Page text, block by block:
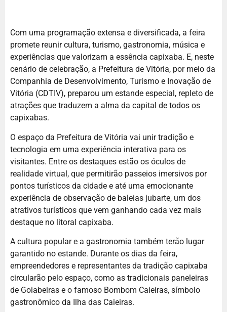
Com uma programação extensa e diversificada, a feira
promete reunir cultura, turismo, gastronomia, música e
experiências que valorizam a essência capixaba. E, neste
cenário de celebração, a Prefeitura de Vitória, por meio da
Companhia de Desenvolvimento, Turismo e Inovação de
Vitória (CDTIV), preparou um estande especial, repleto de
atrações que traduzem a alma da capital de todos os
capixabas.
O espaço da Prefeitura de Vitória vai unir tradição e
tecnologia em uma experiência interativa para os
visitantes. Entre os destaques estão os óculos de
realidade virtual, que permitirão passeios imersivos por
pontos turísticos da cidade e até uma emocionante
experiência de observação de baleias jubarte, um dos
atrativos turísticos que vem ganhando cada vez mais
destaque no litoral capixaba.
A cultura popular e a gastronomia também terão lugar
garantido no estande. Durante os dias da feira,
empreendedores e representantes da tradição capixaba
circularão pelo espaço, como as tradicionais paneleiras
de Goiabeiras e o famoso Bombom Caieiras, símbolo
gastronômico da Ilha das Caieiras.